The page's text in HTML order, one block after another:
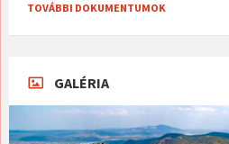
TOVÁBBI DOKUMENTUMOK
GALÉRIA